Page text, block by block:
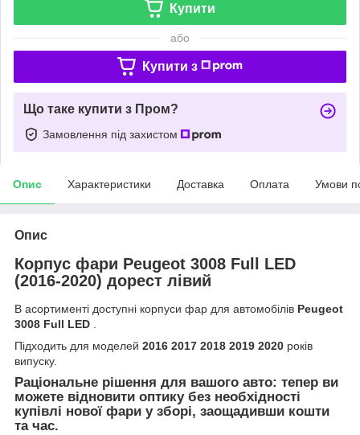
Купити
або
Купити з
Що таке купити з Пром?
Замовлення під захистом
Опис Характеристики Доставка Оплата Умови
Опис
Корпус фари Peugeot 3008 Full LED
(2016-2020) дорест лівий
В асортименті доступні корпуси фар для автомобілів Peugeot
3008 Full LED .
Підходить для моделей 2016 2017 2018 2019 2020 років
випуску.
Раціональне рішення для вашого авто: тепер ви
можете відновити оптику без необхідності
купівлі нової фари у зборі, заощадивши кошти
та час.